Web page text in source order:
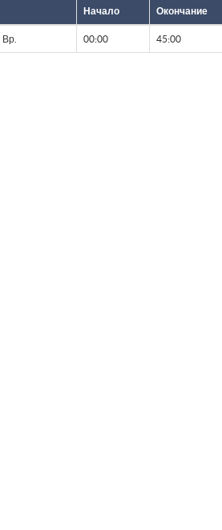
Начало Окончание
, Вр. 00:00 45:00